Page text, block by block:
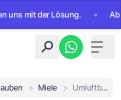
der Lösung. • Ab
Toggle
> Miele > Umluftbetrieb macht Lärm